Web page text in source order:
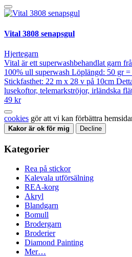
Vital 3808 senapsgul
Hjertegarn
Vital är ett superwashbehandlat garn
100% ull superwash Löplängd: 50 gr
Stickfasthet: 22 m x 28 v på 10cm
lusekoftor, telemarkströjor, irländska
49 kr
cookies gör att vi kan förbättra
Kakor är ok för mig Decline
Kategorier
Rea på stickor
Kalevala utförsälning
REA-korg
Akryl
Blandgarn
Bomull
Brodergarn
Broderier
Diamond Painting
Mer…